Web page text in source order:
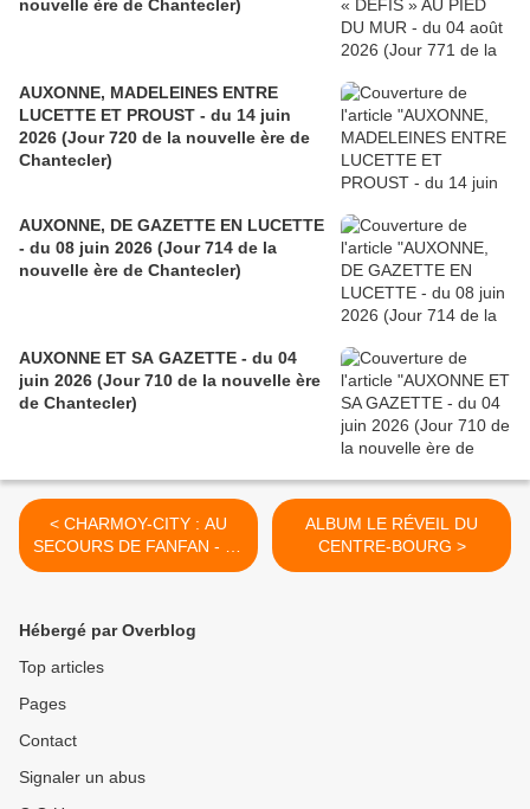
nouvelle ère de Chantecler)
AUXONNE, MADELEINES ENTRE
LUCETTE ET PROUST - du 14 juin
2026 (Jour 720 de la nouvelle ère de
Chantecler)
AUXONNE, DE GAZETTE EN LUCETTE
- du 08 juin 2026 (Jour 714 de la
nouvelle ère de Chantecler)
AUXONNE ET SA GAZETTE - du 04
juin 2026 (Jour 710 de la nouvelle ère
de Chantecler)
< CHARMOY-CITY : AU
SECOURS DE FANFAN - du
11 avril 2017 (J+3037 après
ALBUM LE RÉVEIL DU
CENTRE-BOURG >
Hébergé par Overblog
Top articles
Pages
Contact
Signaler un abus